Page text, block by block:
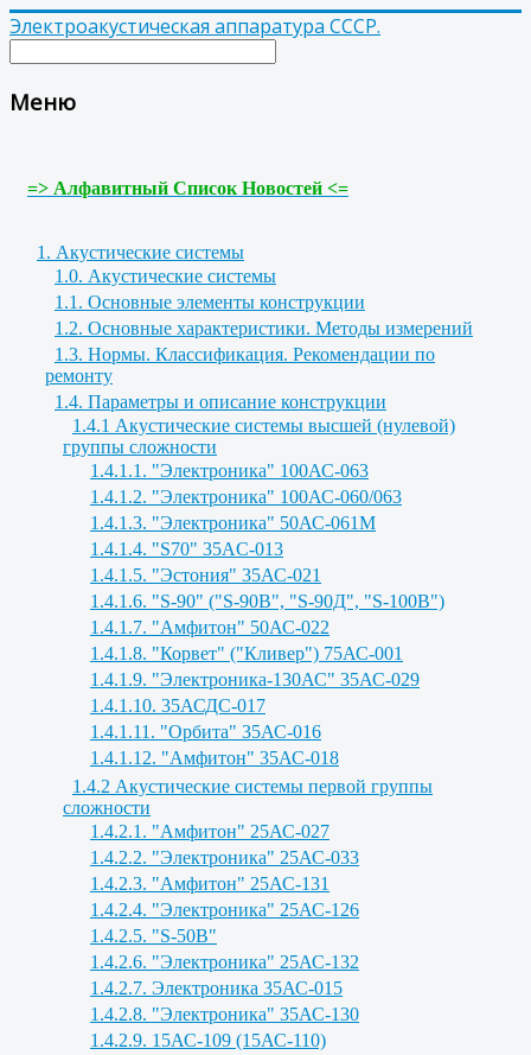
Электроакустическая аппаратура СССР.
Меню
=> Алфавитный Список Новостей <=
1. Акустические системы
1.0. Акустические системы
1.1. Основные элементы конструкции
1.2. Основные характеристики. Методы измерений
1.3. Нормы. Классификация. Рекомендации по
ремонту
1.4. Параметры и описание конструкции
1.4.1 Акустические системы высшей (нулевой)
группы сложности
1.4.1.1. "Электроника" 100АС-063
1.4.1.2. "Электроника" 100АС-060/063
1.4.1.3. "Электроника" 50АС-061М
1.4.1.4. "S70" 35AC-013
1.4.1.5. "Эстония" 35АС-021
1.4.1.6. "S-90" ("S-90B", "S-90Д", "S-100B")
1.4.1.7. "Амфитон" 50АС-022
1.4.1.8. "Корвет" ("Кливер") 75АС-001
1.4.1.9. "Электроника-130АС" 35АС-029
1.4.1.10. 35АСДС-017
1.4.1.11. "Орбита" 35АС-016
1.4.1.12. "Амфитон" 35АС-018
1.4.2 Акустические системы первой группы
сложности
1.4.2.1. "Амфитон" 25АС-027
1.4.2.2. "Электроника" 25АС-033
1.4.2.3. "Амфитон" 25АС-131
1.4.2.4. "Электроника" 25АС-126
1.4.2.5. "S-50B"
1.4.2.6. "Электроника" 25АС-132
1.4.2.7. Электроника 35АС-015
1.4.2.8. "Электроника" 35АС-130
1.4.2.9. 15АС-109 (15АС-110)